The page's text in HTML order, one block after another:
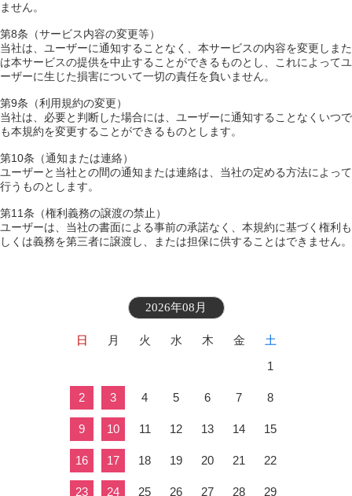
ません。
第8条（サービス内容の変更等）
当社は、ユーザーに通知することなく、本サービスの内容を変更しまた
は本サービスの提供を中止することができるものとし、これによってユ
ーザーに生じた損害について一切の責任を負いません。
第9条（利用規約の変更）
当社は、必要と判断した場合には、ユーザーに通知することなくいつで
も本規約を変更することができるものとします。
第10条（通知または連絡）
ユーザーと当社との間の通知または連絡は、当社の定める方法によって
行うものとします。
第11条（権利義務の譲渡の禁止）
ユーザーは、当社の書面による事前の承諾なく、本規約に基づく権利も
しくは義務を第三者に譲渡し、または担保に供することはできません。
2026年08月
日 月 火 水 木 金
土
1
2 3 4 5 6 7 8
9 10 11 12 13 14 15
16 17 18 19 20 21 22
23 24 25 26 27 28 29